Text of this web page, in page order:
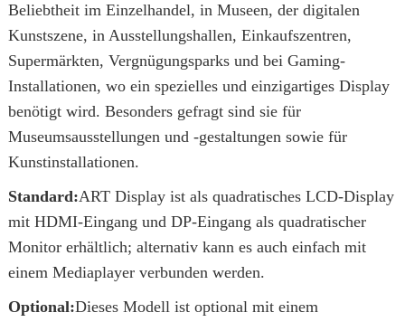
Beliebtheit im Einzelhandel, in Museen, der digitalen
Kunstszene, in Ausstellungshallen, Einkaufszentren,
Supermärkten, Vergnügungsparks und bei Gaming-
Installationen, wo ein spezielles und einzigartiges Display
benötigt wird. Besonders gefragt sind sie für
Museumsausstellungen und -gestaltungen sowie für
Kunstinstallationen.
Standard:ART Display ist als quadratisches LCD-Display
mit HDMI-Eingang und DP-Eingang als quadratischer
Monitor erhältlich; alternativ kann es auch einfach mit
einem Mediaplayer verbunden werden.
Optional:Dieses Modell ist optional mit einem